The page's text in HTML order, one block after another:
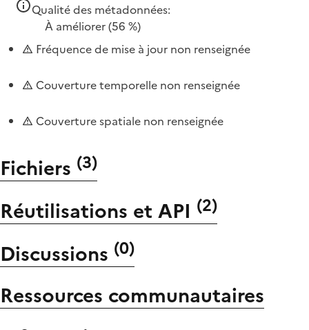
Qualité des métadonnées:
À améliorer(56 %)
Fréquence de mise à jour non renseignée
Couverture temporelle non renseignée
Couverture spatiale non renseignée
Fichiers (3)
Réutilisations et API (2)
Discussions (0)
Ressources communautaires